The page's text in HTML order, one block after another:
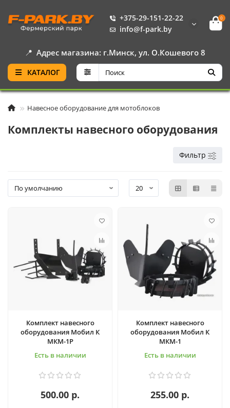
+375-29-151-22-22
info@f-park.by
0
📍 Адрес магазина: г.Минск, ул. О.Кошевого 8
КАТАЛОГ
Навесное оборудование для мотоблоков
Комплекты навесного оборудования
Фильтр
Комплект навесного
оборудования Мобил К
МКМ-1Р
Есть в наличии
500.00 р.
Комплект навесного
оборудования Мобил К
МКМ-1
Есть в наличии
255.00 р.